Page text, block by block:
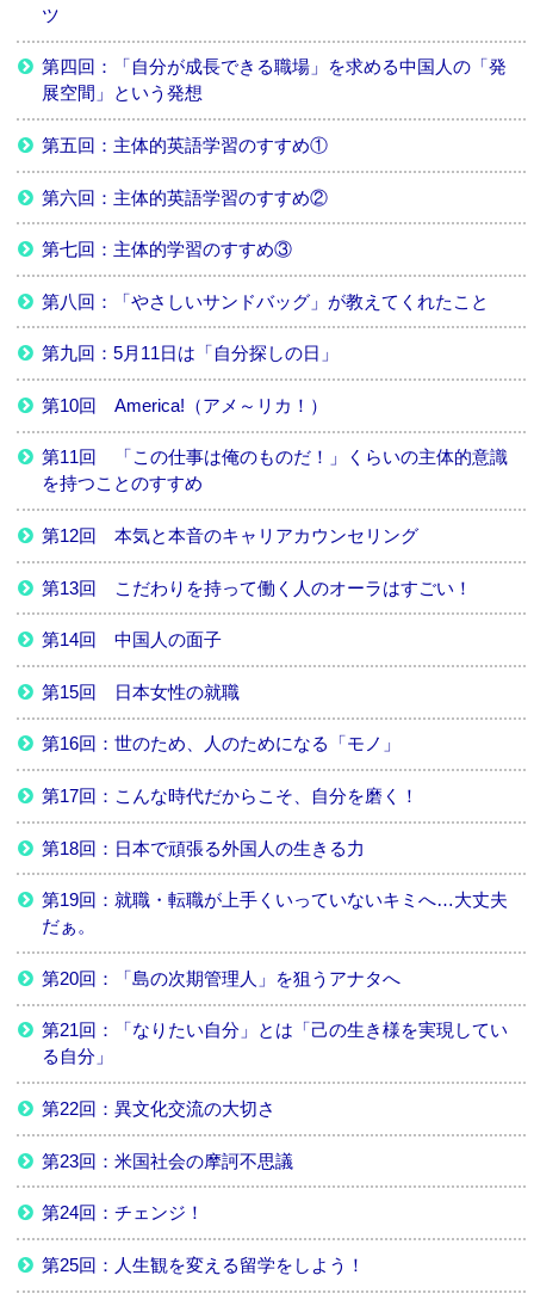
ツ
第四回：「自分が成長できる職場」を求める中国人の「発
展空間」という発想
第五回：主体的英語学習のすすめ①
第六回：主体的英語学習のすすめ②
第七回：主体的学習のすすめ③
第八回：「やさしいサンドバッグ」が教えてくれたこと
第九回：5月11日は「自分探しの日」
第10回 America!（アメ～リカ！）
第11回 「この仕事は俺のものだ！」くらいの主体的意識
を持つことのすすめ
第12回 本気と本音のキャリアカウンセリング
第13回 こだわりを持って働く人のオーラはすごい！
第14回 中国人の面子
第15回 日本女性の就職
第16回：世のため、人のためになる「モノ」
第17回：こんな時代だからこそ、自分を磨く！
第18回：日本で頑張る外国人の生きる力
第19回：就職・転職が上手くいっていないキミへ…大丈夫
だぁ。
第20回：「島の次期管理人」を狙うアナタへ
第21回：「なりたい自分」とは「己の生き様を実現してい
る自分」
第22回：異文化交流の大切さ
第23回：米国社会の摩訶不思議
第24回：チェンジ！
第25回：人生観を変える留学をしよう！